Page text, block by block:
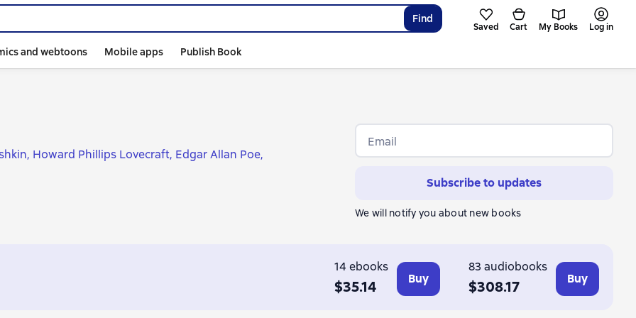
Find
Saved Cart My Books Log in
and webtoons Mobile apps Publish Book
Howard Phillips Lovecraft Edgar Allan Poe
Email
Subscribe to updates
We will notify you about new books
14 ebooks
$35.14 Buy
83 audiobooks
$308.17 Buy